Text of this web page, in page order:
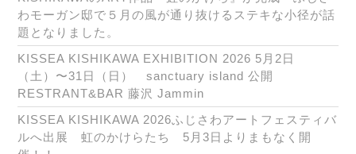
わモーガン邸で５月の風が通り抜けるステキな小径が話
題となりました。
KISSEA KISHIKAWA EXHIBITION 2026 5月2日
（土）〜31日（日） sanctuary island 公開
RESTRANT&BAR 藤沢 Jammin
KISSEA KISHIKAWA 2026ふじさわアートフェスティバ
ルへ出展 虹のかけらたち 5月3日よりまもなく開